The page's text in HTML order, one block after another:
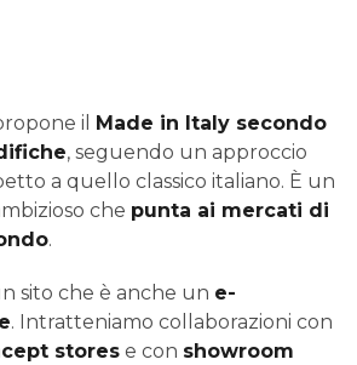
il Made in Italy secondo
, seguendo un approccio
a quello classico italiano. È un
che punta ai mercati di
.
sito che è anche un e-
. Intratteniamo collaborazioni con
stores e con showroom